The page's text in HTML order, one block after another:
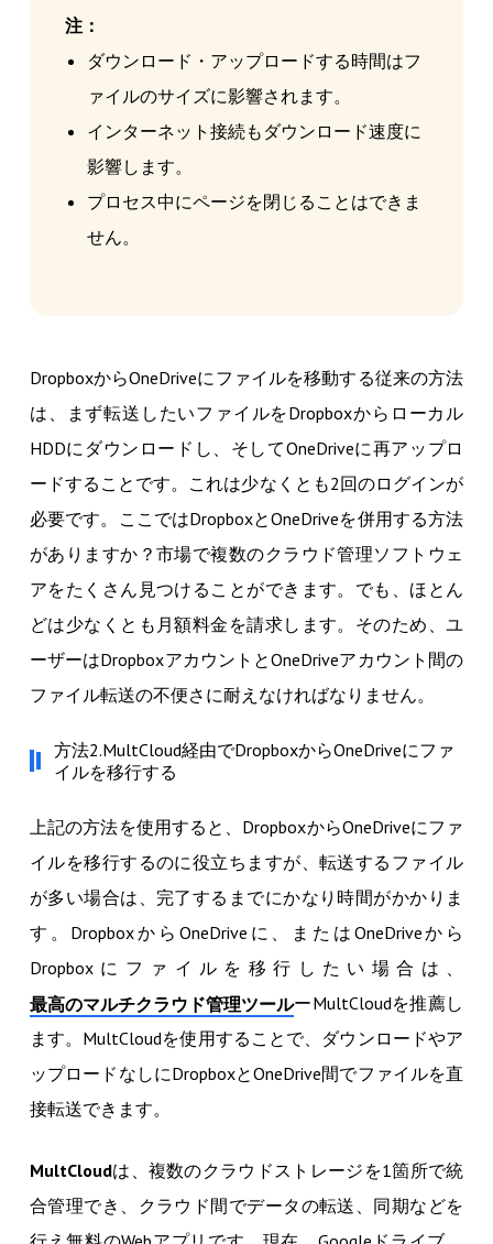
注：
ダウンロード・アップロードする時間はフ
ァイルのサイズに影響されます。
インターネット接続もダウンロード速度に
影響します。
プロセス中にページを閉じることはできま
せん。
DropboxからOneDriveにファイルを移動する従来の方法
は、まず転送したいファイルをDropboxからローカル
HDDにダウンロードし、そしてOneDriveに再アップロ
ードすることです。これは少なくとも2回のログインが
必要です。ここではDropboxとOneDriveを併用する方法
がありますか？市場で複数のクラウド管理ソフトウェ
アをたくさん見つけることができます。でも、ほとん
どは少なくとも月額料金を請求します。そのため、ユ
ーザーはDropboxアカウントとOneDriveアカウント間の
ファイル転送の不便さに耐えなければなりません。
方法2.MultCloud経由でDropboxからOneDriveにファ
イルを移行する
上記の方法を使用すると、DropboxからOneDriveにファ
イルを移行するのに役立ちますが、転送するファイル
が多い場合は、完了するまでにかなり時間がかかりま
す。DropboxからOneDriveに、またはOneDriveから
Dropboxにファイルを移行したい場合は、
最高のマルチクラウド管理ツールーMultCloudを推薦し
ます。MultCloudを使用することで、ダウンロードやア
ップロードなしにDropboxとOneDrive間でファイルを直
接転送できます。
MultCloudは、複数のクラウドストレージを1箇所で統
合管理でき、クラウド間でデータの転送、同期などを